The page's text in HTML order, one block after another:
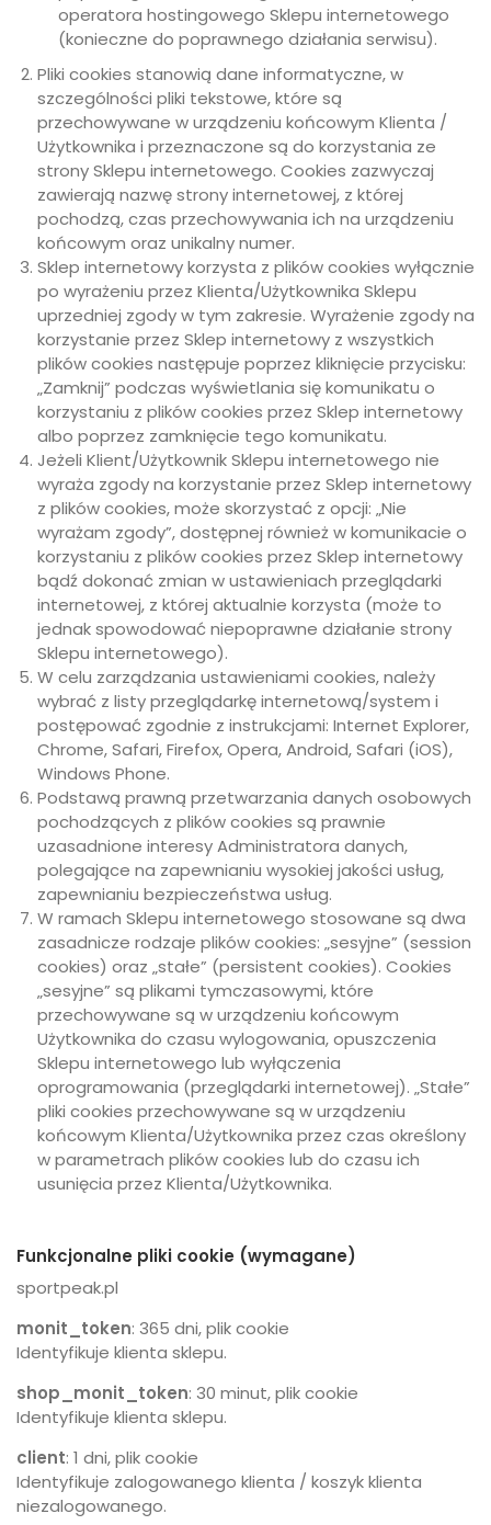
operatora hostingowego Sklepu internetowego
(konieczne do poprawnego działania serwisu).
Pliki cookies stanowią dane informatyczne, w
szczególności pliki tekstowe, które są
przechowywane w urządzeniu końcowym Klienta /
Użytkownika i przeznaczone są do korzystania ze
strony Sklepu internetowego. Cookies zazwyczaj
zawierają nazwę strony internetowej, z której
pochodzą, czas przechowywania ich na urządzeniu
końcowym oraz unikalny numer.
Sklep internetowy korzysta z plików cookies wyłącznie
po wyrażeniu przez Klienta/Użytkownika Sklepu
uprzedniej zgody w tym zakresie. Wyrażenie zgody na
korzystanie przez Sklep internetowy z wszystkich
plików cookies następuje poprzez kliknięcie przycisku:
„Zamknij” podczas wyświetlania się komunikatu o
korzystaniu z plików cookies przez Sklep internetowy
albo poprzez zamknięcie tego komunikatu.
Jeżeli Klient/Użytkownik Sklepu internetowego nie
wyraża zgody na korzystanie przez Sklep internetowy
z plików cookies, może skorzystać z opcji: „Nie
wyrażam zgody”, dostępnej również w komunikacie o
korzystaniu z plików cookies przez Sklep internetowy
bądź dokonać zmian w ustawieniach przeglądarki
internetowej, z której aktualnie korzysta (może to
jednak spowodować niepoprawne działanie strony
Sklepu internetowego).
W celu zarządzania ustawieniami cookies, należy
wybrać z listy przeglądarkę internetową/system i
postępować zgodnie z instrukcjami: Internet Explorer,
Chrome, Safari, Firefox, Opera, Android, Safari (iOS),
Windows Phone.
Podstawą prawną przetwarzania danych osobowych
pochodzących z plików cookies są prawnie
uzasadnione interesy Administratora danych,
polegające na zapewnianiu wysokiej jakości usług,
zapewnianiu bezpieczeństwa usług.
W ramach Sklepu internetowego stosowane są dwa
zasadnicze rodzaje plików cookies: „sesyjne” (session
cookies) oraz „stałe” (persistent cookies). Cookies
„sesyjne” są plikami tymczasowymi, które
przechowywane są w urządzeniu końcowym
Użytkownika do czasu wylogowania, opuszczenia
Sklepu internetowego lub wyłączenia
oprogramowania (przeglądarki internetowej). „Stałe”
pliki cookies przechowywane są w urządzeniu
końcowym Klienta/Użytkownika przez czas określony
w parametrach plików cookies lub do czasu ich
usunięcia przez Klienta/Użytkownika.
Funkcjonalne pliki cookie (wymagane)
sportpeak.pl
monit_token: 365 dni, plik cookie
Identyfikuje klienta sklepu.
shop_monit_token: 30 minut, plik cookie
Identyfikuje klienta sklepu.
client: 1 dni, plik cookie
Identyfikuje zalogowanego klienta / koszyk klienta
niezalogowanego.